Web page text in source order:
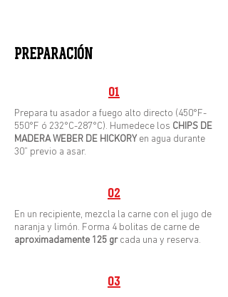
PREPARACIÓN
01
Prepara tu asador a fuego alto directo (450°F-
550°F ó 232°C-287°C). Humedece los CHIPS DE
MADERA WEBER DE HICKORY en agua durante
30” previo a asar.
02
En un recipiente, mezcla la carne con el jugo de
naranja y limón. Forma 4 bolitas de carne de
aproximadamente 125 grcada una y reserva.
03